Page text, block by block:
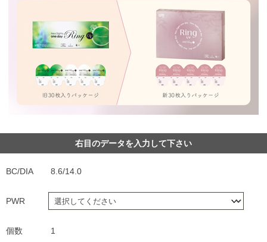
右目のデータを入力して下さい
BC/DIA 8.6/14.0
PWR
個数 1